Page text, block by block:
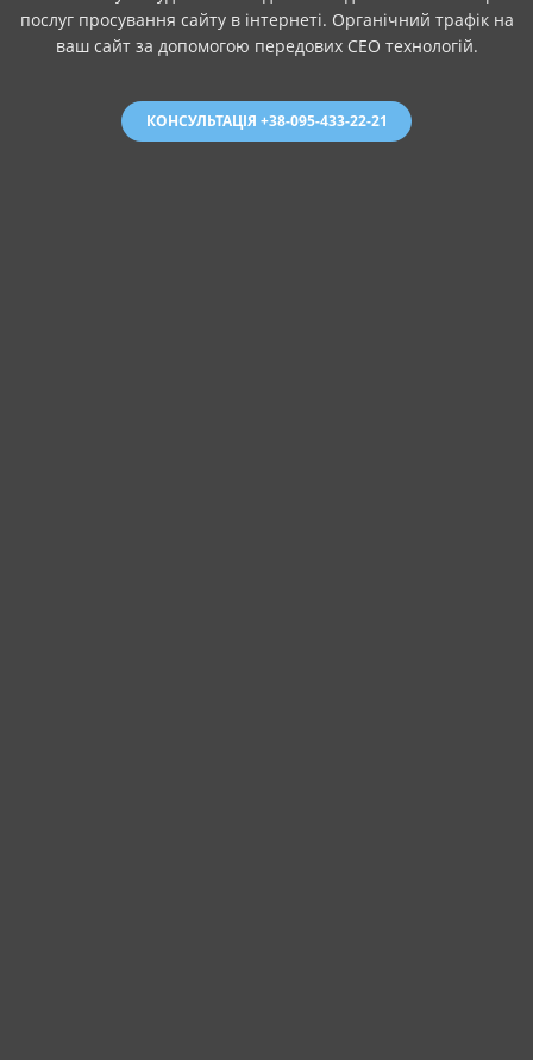
послуг просування сайту в інтернеті. Органічний трафік на
ваш сайт за допомогою передових СЕО технологій.
КОНСУЛЬТАЦІЯ +38-095-433-22-21